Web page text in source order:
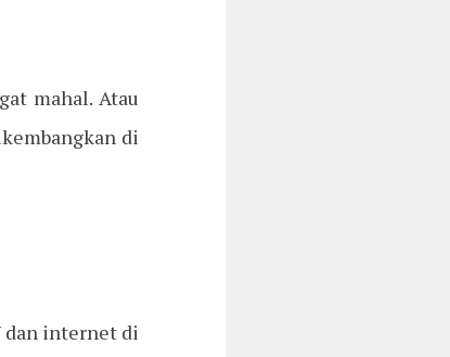
mahal. Atau
di
dan internet di